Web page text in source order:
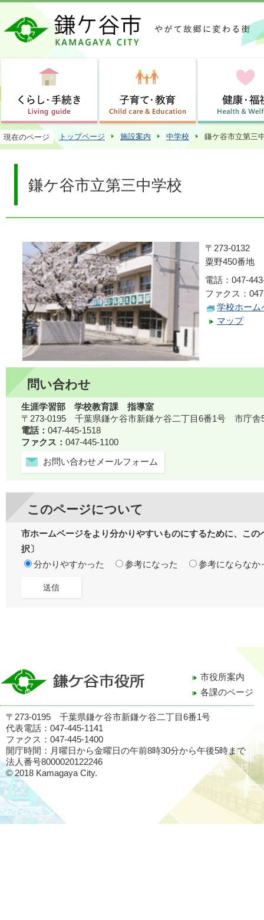
この
現在のページ トップページ 施設案内 中学校 鎌ケ谷市立第三
鎌ケ谷市立第三中学校
〒273-0132
粟野450番地
電話：047-
ファクス：
学校ホーム
マップ
問い合わせ
生涯学習部 学校教育課 指導室
〒273-0195 千葉県鎌ケ谷市新鎌ケ谷二丁目6番1号 市庁舎
電話： 047-445-1518
ファクス： 047-445-1100
お問い合わせメールフォーム
このページについて
市ホームページをより分かりやすいものにするために、こ
択〕
分かりやすかった
参考になった 参考にならなか
市役所案内
各課のページ
〒273-0195 千葉県鎌ケ谷市新鎌ケ谷二丁目6番1号
代表電話：047-445-1141
ファクス：047-445-1400
開庁時間：月曜日から金曜日の午前8時30分から午後5時まで
法人番号8000020122246
© 2018 Kamagaya City.